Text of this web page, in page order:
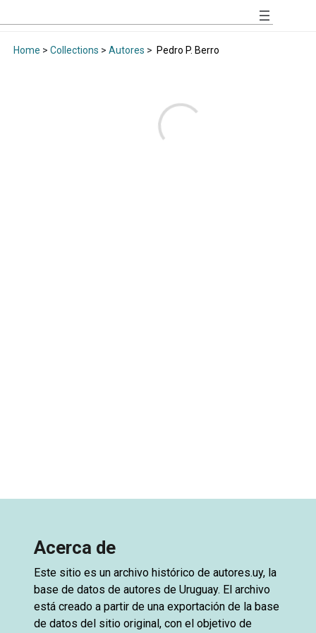
Home > Collections > Autores > Pedro P. Berro
Acerca de
Este sitio es un archivo histórico de autores.uy, la
base de datos de autores de Uruguay. El archivo
está creado a partir de una exportación de la base
de datos del sitio original, con el objetivo de